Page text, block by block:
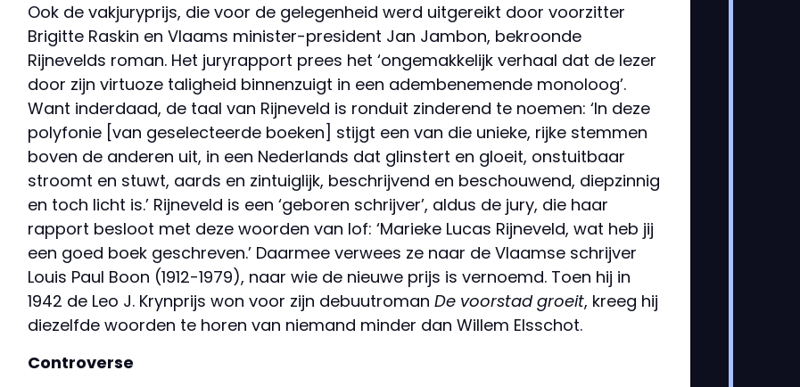
Ook de vakjuryprijs, die voor de gelegenheid werd uitgereikt door voorzitter
Brigitte Raskin en Vlaams minister-president Jan Jambon, bekroonde
Rijnevelds roman. Het juryrapport prees het ‘ongemakkelijk verhaal dat de lezer
door zijn virtuoze taligheid binnenzuigt in een adembenemende monoloog’.
Want inderdaad, de taal van Rijneveld is ronduit zinderend te noemen: ‘In deze
polyfonie [van geselecteerde boeken] stijgt een van die unieke, rijke stemmen
boven de anderen uit, in een Nederlands dat glinstert en gloeit, onstuitbaar
stroomt en stuwt, aards en zintuiglijk, beschrijvend en beschouwend, diepzinnig
en toch licht is.’ Rijneveld is een ‘geboren schrijver’, aldus de jury, die haar
rapport besloot met deze woorden van lof: ‘Marieke Lucas Rijneveld, wat heb jij
een goed boek geschreven.’ Daarmee verwees ze naar de Vlaamse schrijver
Louis Paul Boon (1912-1979), naar wie de nieuwe prijs is vernoemd. Toen hij in
1942 de Leo J. Krynprijs won voor zijn debuutroman De voorstad groeit, kreeg hij
diezelfde woorden te horen van niemand minder dan Willem Elsschot.
Controverse